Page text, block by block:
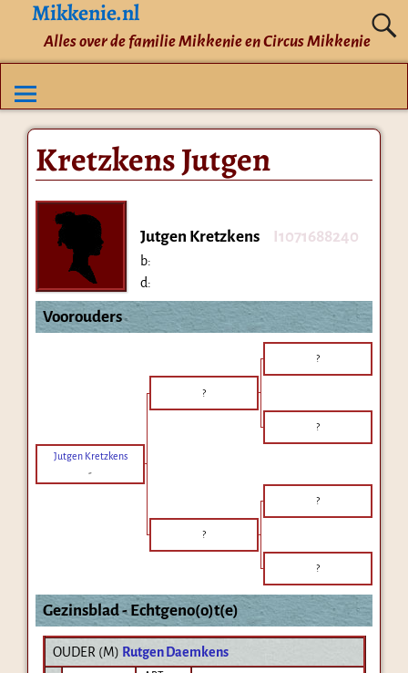
Mikkenie.nl
Alles over de familie Mikkenie en Circus Mikkenie
Kretzkens Jutgen
Jutgen Kretzkens I1071688240
b:
d:
Voorouders
?
?
?
Jutgen Kretzkens
-
?
?
?
Gezinsblad - Echtgeno(o)t(e)
OUDER (M) Rutgen Daemkens